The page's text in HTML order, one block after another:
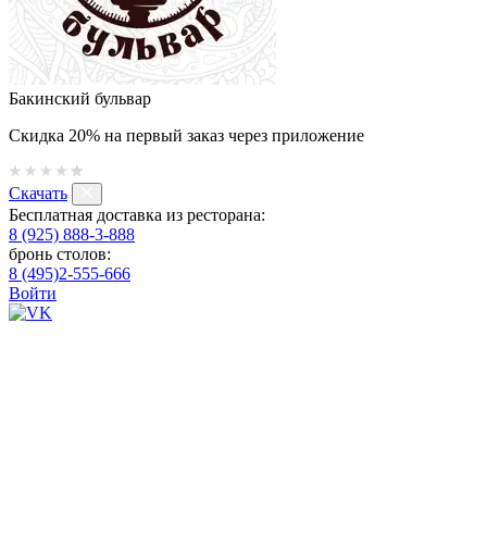
Бакинский бульвар
Скидка 20% на первый заказ через приложение
Скачать
Бесплатная доставка из ресторана:
8 (925) 888-3-888
бронь столов:
8 (495)2-555-666
Войти